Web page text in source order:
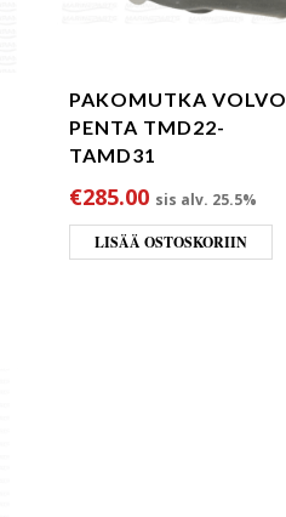
PAKOMUTKA VOLVO
PENTA TMD22-
TAMD31
€285.00 sis alv. 25.5%
LISÄÄ OSTOSKORIIN